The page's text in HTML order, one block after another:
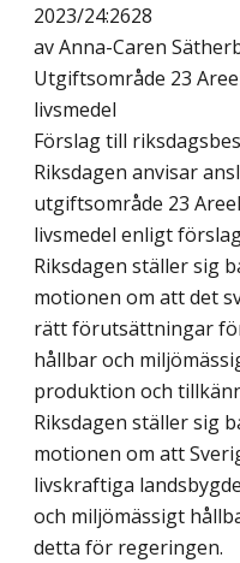
2023/24:2628
av Anna-Caren
Utgiftsområde 23
livsmedel
Förslag till
Riksdagen anvisar
utgiftsområde 23
livsmedel enligt
Riksdagen ställer sig
motionen om att det
rätt förutsättningar
hållbar och
produktion och
Riksdagen ställer sig
motionen om att
livskraftiga
och miljömässigt
detta för regeringen.